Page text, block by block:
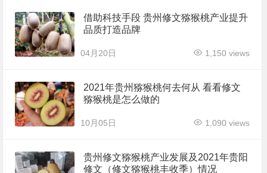
借助科技手段 贵州修文猕猴桃产业提升
品质打造品牌
04月20日 1,150 views
2021年贵州猕猴桃何去何从 看看修文
猕猴桃是怎么做的
10月05日 1,090 views
贵州修文猕猴桃产业发展及2021年贵阳
修文（修文猕猴桃丰收季）情况